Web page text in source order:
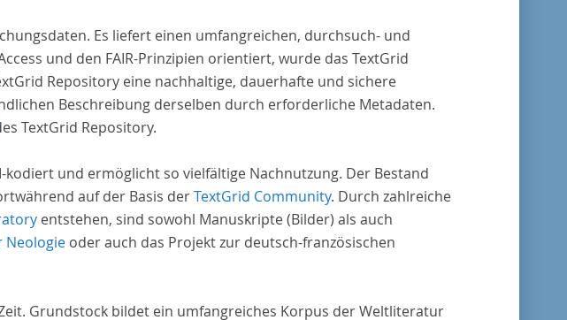
Es liefert einen umfangreichen, durchsuch- und
und den FAIR-Prinzipien orientiert, wurde das TextGrid
Repository eine nachhaltige, dauerhafte und sichere
Beschreibung derselben durch erforderliche Metadaten.
TextGrid Repository.
und ermöglicht so vielfältige Nachnutzung. Der Bestand
auf der Basis derTextGrid Community. Durch zahlreiche
entstehen, sind sowohl Manuskripte (Bilder) als auch
Neologieoder auch das Projekt zur deutsch-französischen
Grundstock bildet ein umfangreiches Korpus der Weltliteratur